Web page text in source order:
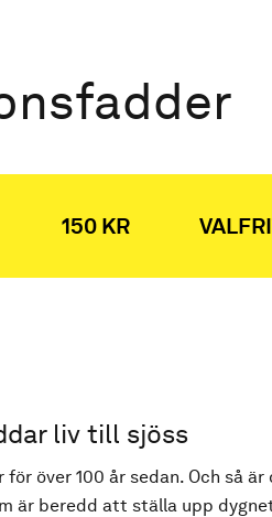
150 KR
liv till sjöss
över 100 år sedan. Och så
är beredd att ställa upp